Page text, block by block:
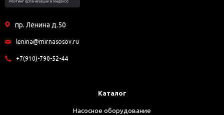
пр. Ленина д.50
lenina@mirnasosov.ru
+7(910)-790-52-44
Каталог
Насосное оборудование